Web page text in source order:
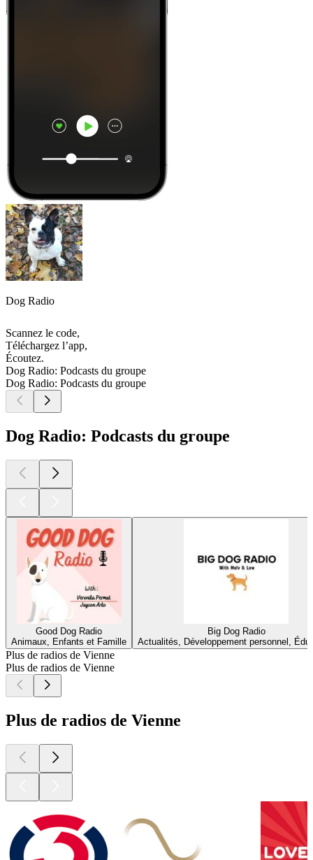
Dog Radio
Scannez le code,
Téléchargez l’app,
Écoutez.
Dog Radio: Podcasts du groupe
Dog Radio: Podcasts du groupe
Dog Radio: Podcasts du groupe
Good Dog Radio
Animaux, Enfants et Famille
Big Dog Radio
Actualités, Développement personnel,
Plus de radios de Vienne
Plus de radios de Vienne
Plus de radios de Vienne